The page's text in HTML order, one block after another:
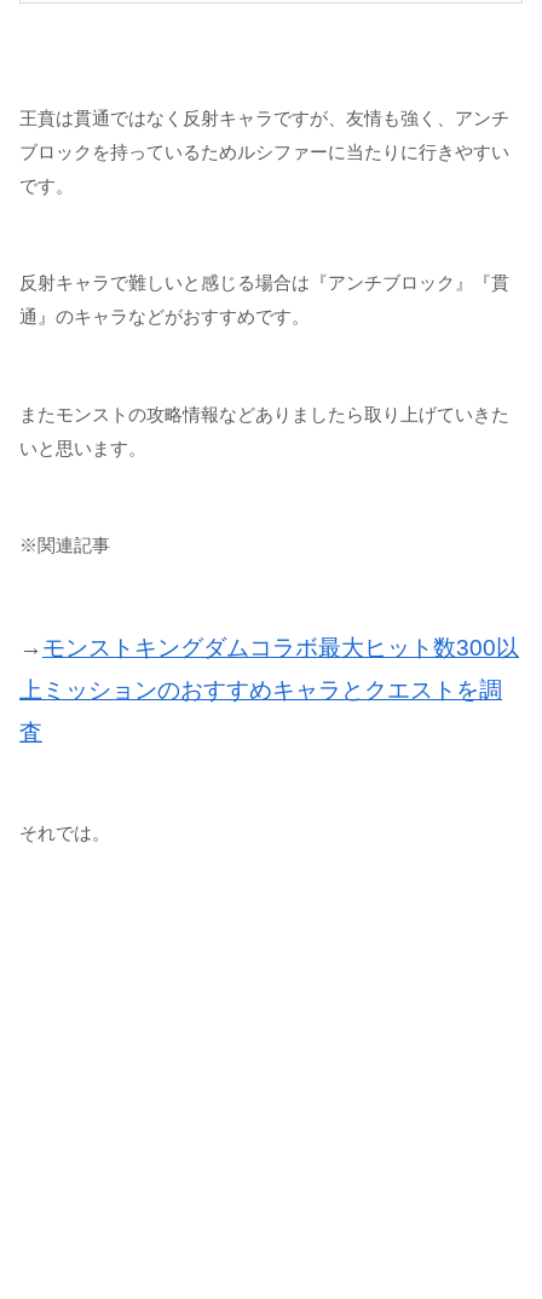
王賁は貫通ではなく反射キャラですが、友情も強く、アンチ
ブロックを持っているためルシファーに当たりに行きやすい
です。
反射キャラで難しいと感じる場合は『アンチブロック』『貫
通』のキャラなどがおすすめです。
またモンストの攻略情報などありましたら取り上げていきた
いと思います。
※関連記事
→ モンストキングダムコラボ最大ヒット数300以
上ミッションのおすすめキャラとクエストを調
査
それでは。